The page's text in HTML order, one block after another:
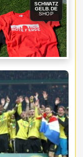
SCHWATZ
GELB.DE
SHOP